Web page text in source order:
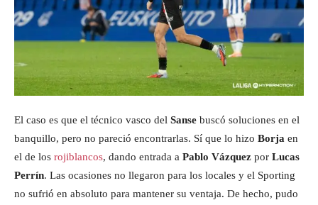
El caso es que el técnico vasco del Sanse buscó soluciones en el
banquillo, pero no pareció encontrarlas. Sí que lo hizo Borja en
el de los rojiblancos, dando entrada a Pablo Vázquez por Lucas
Perrín. Las ocasiones no llegaron para los locales y el Sporting
no sufrió en absoluto para mantener su ventaja. De hecho, pudo